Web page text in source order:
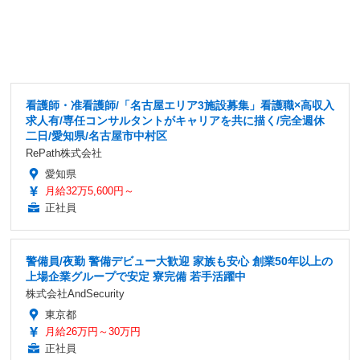
看護師・准看護師/「名古屋エリア3施設募集」看護職×高収入
求人有/専任コンサルタントがキャリアを共に描く/完全週休
二日/愛知県/名古屋市中村区
RePath株式会社
愛知県
月給32万5,600円～
正社員
警備員/夜勤 警備デビュー大歓迎 家族も安心 創業50年以上の
上場企業グループで安定 寮完備 若手活躍中
株式会社AndSecurity
東京都
月給26万円～30万円
正社員